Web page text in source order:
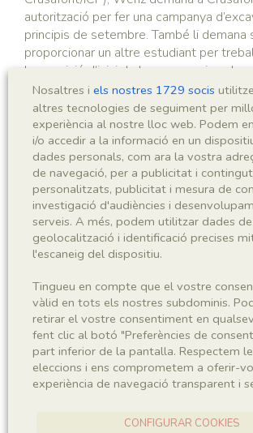
autorització per fer una campanya
principis de setembre. També li demana
proporcionar un altre estudiant per
La previsió d’inici de les excavacions les
de setembre.
Tercera campanya, 1967
El 20 de juny de 1967 (document
Crusafont/ICP), Wenz escriu a Crusafont
li una nova campanya d’excavacions.
que enguany estant a l’espera de la
Monsieur Barrat, que en aquells
Etiòpia amb els Drs. Arambourg i
plegat, sembla que l’inici de campanya
el 15-18 de setembre, la qual cosa
campanya curta, de 15 dies comptant
i la instal·lació del campament. A més de
del Sr. Barrat, també està prevista la
mademoiselle Janot i dos estudiants de
se’ls pugui unir un estudiant seu ja que,
Nosaltres i els nostres 1729 socis
altres tecnologies de seguiment per
experiència al nostre lloc web. Podem
i/o accedir a la informació en un
dades personals, com ara la vostra
de navegació, per a publicitat i contingut
personalitzats, publicitat i mesura de
investigació d'audiències i
serveis. A més, podem utilitzar dades de
geolocalització i identificació precises
l'escaneig del dispositiu.
Tingueu en compte que el vostre
vàlid en tots els nostres subdominis.
retirar el vostre consentiment en
fent clic al botó "Preferències de
part inferior de la pantalla. Respectem
eleccions i ens comprometem a oferir-
experiència de navegació transparent i
CONFIGURAR COOKIES